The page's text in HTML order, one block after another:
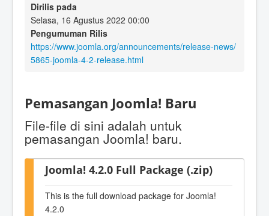
Dirilis pada
Selasa, 16 Agustus 2022 00:00
Pengumuman Rilis
https://www.joomla.org/announcements/release-news/
5865-joomla-4-2-release.html
Pemasangan Joomla! Baru
File-file di sini adalah untuk
pemasangan Joomla! baru.
Joomla! 4.2.0 Full Package (.zip)
This is the full download package for Joomla!
4.2.0